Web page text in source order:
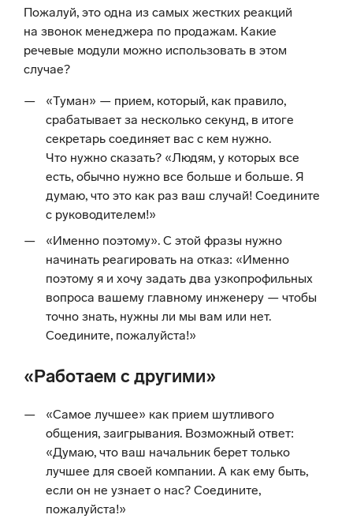
Пожалуй, это одна из самых жестких реакций
на звонок менеджера по продажам. Какие
речевые модули можно использовать в этом
случае?
«Туман» — прием, который, как правило,
срабатывает за несколько секунд, в итоге
секретарь соединяет вас с кем нужно.
Что нужно сказать? «Людям, у которых все
есть, обычно нужно все больше и больше. Я
думаю, что это как раз ваш случай! Соедините
с руководителем!»
«Именно поэтому». С этой фразы нужно
начинать реагировать на отказ: «Именно
поэтому я и хочу задать два узкопрофильных
вопроса вашему главному инженеру — чтобы
точно знать, нужны ли мы вам или нет.
Соедините, пожалуйста!»
«Работаем с другими»
«Самое лучшее» как прием шутливого
общения, заигрывания. Возможный ответ:
«Думаю, что ваш начальник берет только
лучшее для своей компании. А как ему быть,
если он не узнает о нас? Соедините,
пожалуйста!»